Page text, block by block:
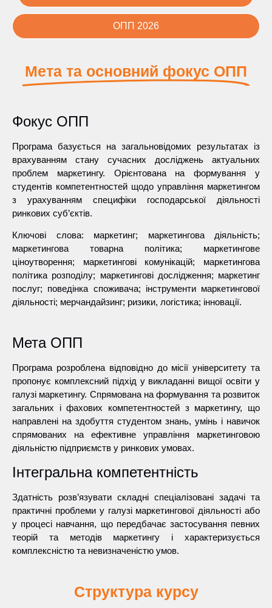
ОПП 2026
Мета та основний фокус ОПП
Фокус ОПП
Програма базується на загальновідомих результатах із
врахуванням стану сучасних досліджень актуальних
проблем маркетингу. Орієнтована на формування у
студентів компетентностей щодо управління маркетингом
з урахуванням специфіки господарської діяльності
ринкових суб’єктів.
Ключові слова: маркетинг; маркетингова діяльність;
маркетингова товарна політика; маркетингове
ціноутворення; маркетингові комунікацій; маркетингова
політика розподілу; маркетингові дослідження; маркетинг
послуг; поведінка споживача; інструменти маркетингової
діяльності; мерчандайзинг; ризики, логістика; інновації.
Мета ОПП
Програма розроблена відповідно до місії університету та
пропонує комплексний підхід у викладанні вищої освіти у
галузі маркетингу. Спрямована на формування та розвиток
загальних і фахових компетентностей з маркетингу, що
направлені на здобуття студентом знань, умінь і навичок
спрямованих на ефективне управління маркетинговою
діяльністю підприємств у ринкових умовах.
Інтегральна компетентність
Здатність розв’язувати складні спеціалізовані задачі та
практичні проблеми у галузі маркетингової діяльності або
у процесі навчання, що передбачає застосування певних
теорій та методів маркетингу і характеризується
комплексністю та невизначеністю умов.
Структура курсу